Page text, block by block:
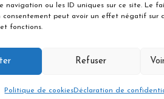
navigation ou les ID uniques sur ce site. Le
consentement peut avoir un effet négatif sur
fonctions.
Refuser
Politique de cookiesDéclaration de